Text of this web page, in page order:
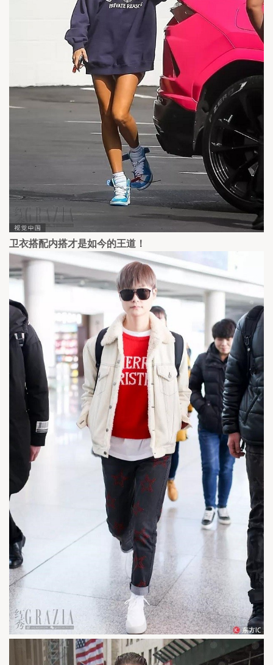
卫衣搭配内搭才是如今的王道！